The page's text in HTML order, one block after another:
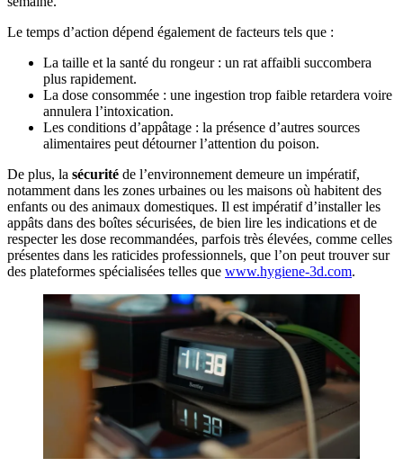
Le temps d’action dépend également de facteurs tels que :
La taille et la santé du rongeur : un rat affaibli succombera
plus rapidement.
La dose consommée : une ingestion trop faible retardera voire
annulera l’intoxication.
Les conditions d’appâtage : la présence d’autres sources
alimentaires peut détourner l’attention du poison.
De plus, la sécurité de l’environnement demeure un impératif,
notamment dans les zones urbaines ou les maisons où habitent des
enfants ou des animaux domestiques. Il est impératif d’installer les
appâts dans des boîtes sécurisées, de bien lire les indications et de
respecter les dose recommandées, parfois très élevées, comme celles
présentes dans les raticides professionnels, que l’on peut trouver sur
des plateformes spécialisées telles que www.hygiene-3d.com.